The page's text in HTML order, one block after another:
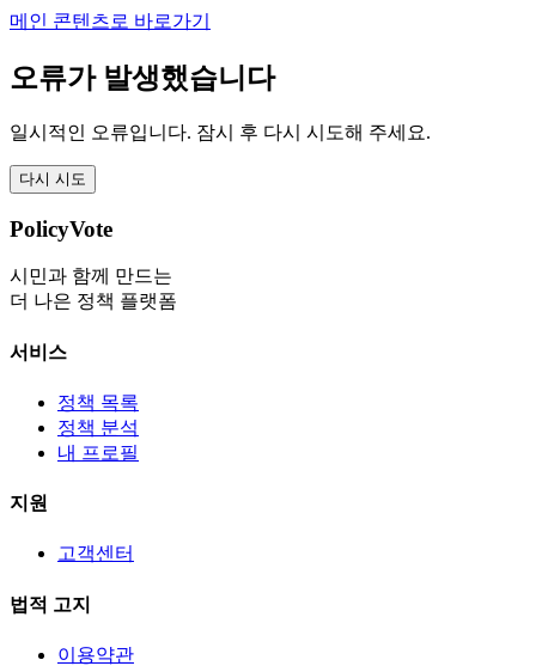
메인 콘텐츠로 바로가기
오류가 발생했습니다
일시적인 오류입니다. 잠시 후 다시 시도해 주세요.
다시 시도
PolicyVote
시민과 함께 만드는
더 나은 정책 플랫폼
서비스
정책 목록
정책 분석
내 프로필
지원
고객센터
법적 고지
이용약관